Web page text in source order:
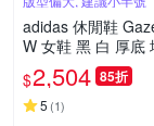
adidas 休閒鞋
W 女鞋 黑 白 厚底
接 麂皮 三條線 三
達 HQ6912
$2,504 85折
5 (1)